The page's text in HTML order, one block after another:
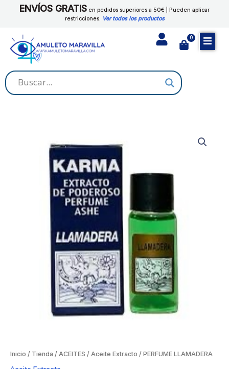
ENVÍOS GRATIS en pedidos superiores a 50€ | Pueden aplicar
restricciones. Ver todos los productos
0
Cart
Inicio / Tienda / ACEITES / Aceite Extracto / PERFUME LLAMADERA
LLAMADERA